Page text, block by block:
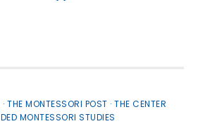
MONTESSORI POST ·THE CENTER
MONTESSORI STUDIES